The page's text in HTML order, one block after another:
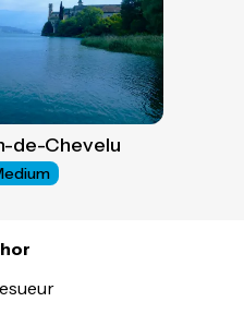
de-Chevelu